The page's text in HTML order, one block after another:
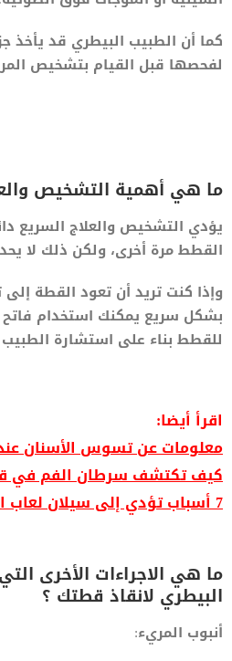
كما أن الطبيب البيطري قد يأخذ
لفحصها قبل القيام بتشخيص
ما هي أهمية التشخيص
يؤدي التشخيص والعلاج السريع
القطط مرة أخرى، ولكن ذلك لا
وإذا كنت تريد أن تعود القطة
بشكل سريع يمكنك استخدام
للقطط بناء على استشارة
اقرأ أيضا:
معلومات عن تسوس الأسنان
كيف تكتشف سرطان الفم في
7 أسباب تؤدي إلى سيلان لعاب القطط
ما هي الاجراءات الأخرى
البيطري لانقاذ قطتك ؟
أنبوب المريء: